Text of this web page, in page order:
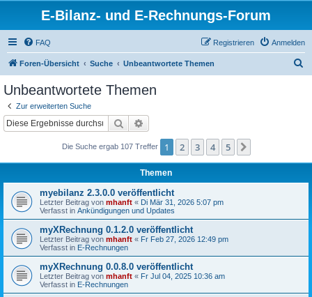
E-Bilanz- und E-Rechnungs-Forum
FAQ Anmelden
Registrieren
Foren-Übersicht Suche Unbeantwortete Themen
Unbeantwortete Themen
Zur erweiterten Suche
Suche
Die Suche ergab 107 Treffer 1 2 3 4 5
Themen
myebilanz 2.3.0.0 veröffentlicht
Letzter Beitrag von mhanft « Di Mär 31, 2026 5:07 pm
Verfasst in Ankündigungen und Updates
myXRechnung 0.1.2.0 veröffentlicht
Letzter Beitrag von mhanft « Fr Feb 27, 2026 12:49 pm
Verfasst in E-Rechnungen
myXRechnung 0.0.8.0 veröffentlicht
Letzter Beitrag von mhanft « Fr Jul 04, 2025 10:36 am
Verfasst in E-Rechnungen